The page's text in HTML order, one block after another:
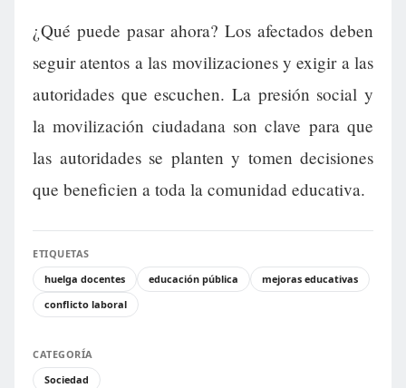
¿Qué puede pasar ahora? Los afectados deben
seguir atentos a las movilizaciones y exigir a las
autoridades que escuchen. La presión social y
la movilización ciudadana son clave para que
las autoridades se planten y tomen decisiones
que beneficien a toda la comunidad educativa.
ETIQUETAS
huelga docentes
educación pública
mejoras educativas
conflicto laboral
CATEGORÍA
Sociedad